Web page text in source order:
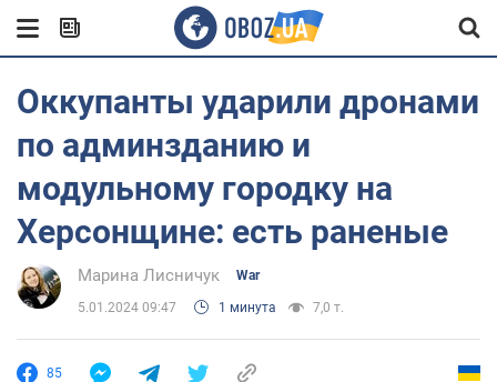
Оккупанты ударили дронами
по админзданию и
модульному городку на
Херсонщине: есть раненые
Марина Лисничук War
5.01.2024 09:47 1 минута 7,0 т.
85